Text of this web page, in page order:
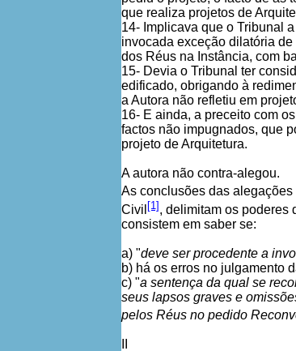
que realiza projetos de
14- Implicava que o Tribunal
invocada exceção dilatória
dos Réus na Instância, com
15- Devia o Tribunal ter
edificado, obrigando à
a Autora não refletiu em
16- E ainda, a preceito com
factos não impugnados, que
projeto de Arquitetura.
A autora não contra-alegou.
As conclusões das alegações
Civil [1], delimitam os poderes
consistem em saber se:
a) "deve ser procedente a
b) há os erros no julgamento
c) "a sentença da qual se
seus lapsos graves e
pelos Réus no pedido